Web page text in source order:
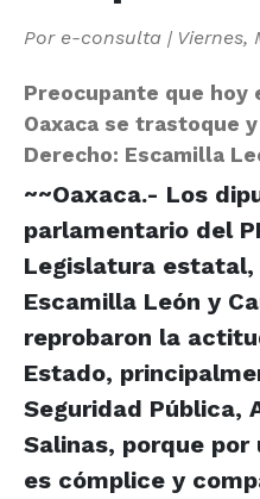
Por e-consulta | Viernes,
Preocupante que hoy
Oaxaca se trastoque
Derecho: Escamilla
~~Oaxaca.- Los
parlamentario del
Legislatura
Escamilla León y
reprobaron la
Estado,
Seguridad Pública,
Salinas, porque por
es cómplice y